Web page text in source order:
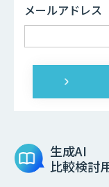
メールアドレス
生成AI
比較検討